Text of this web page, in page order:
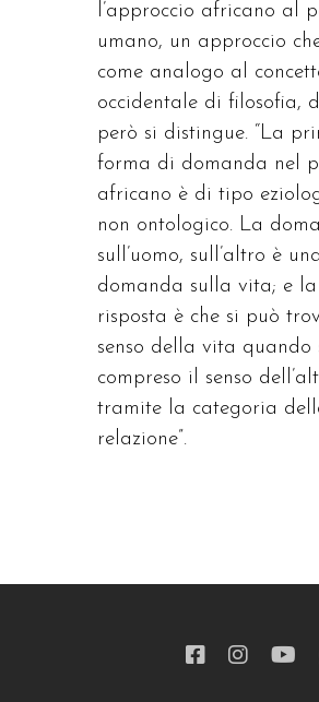
l’approccio africano al
umano, un approccio
come analogo al
occidentale di filosofia,
però si distingue. “La
forma di domanda nel
africano è di tipo
non ontologico. La
sull’uomo, sull’altro è una
domanda sulla vita; e la
risposta è che si può
senso della vita quando
compreso il senso
tramite la categoria
relazione”.